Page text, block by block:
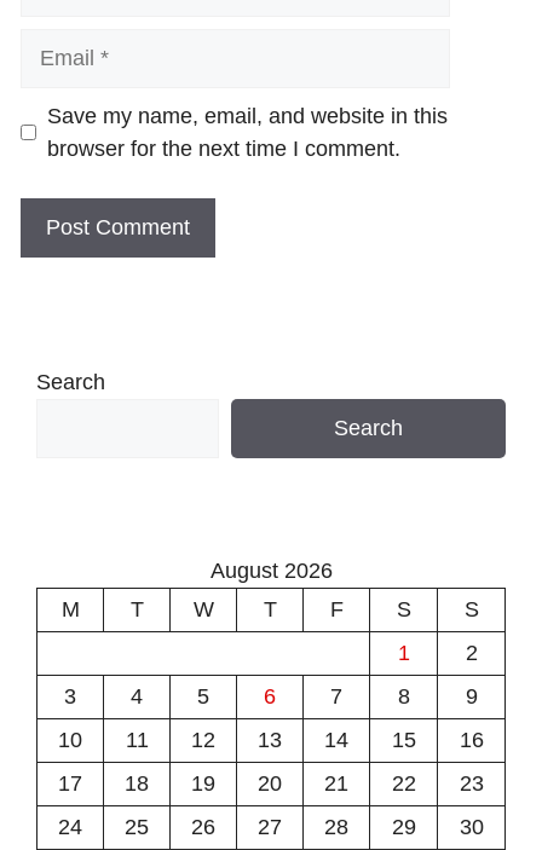
Website
Save my name, email, and website in this
browser for the next time I comment.
Search
Search
August 2026
M
T W T F S
S
1
2
3
4 5 6 7 8
9
10
11 12 13 14 15
16
17
18 19 20 21 22
23
24
25 26 27 28 29
30